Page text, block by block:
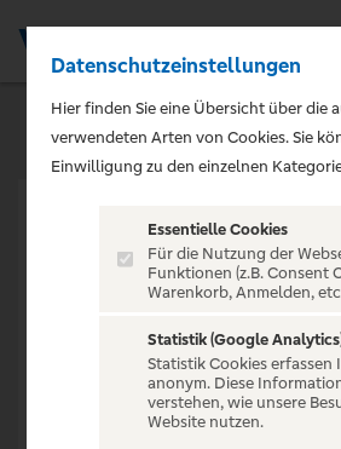
Datenschutzeinstellungen
Hier finden Sie eine Übersicht über die
verwendeten Arten von Cookies. Sie
Einwilligung zu den einzelnen
Essentielle Cookies
Für die Nutzung der
Funktionen (z.B. Consent
Warenkorb, Anmelden,
Statistik (Google
Statistik Cookies
anonym. Diese
verstehen, wie unsere
Website nutzen.